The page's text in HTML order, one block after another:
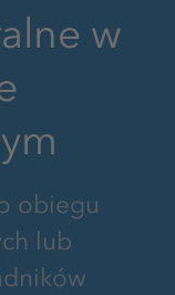
w
obiegu
lub